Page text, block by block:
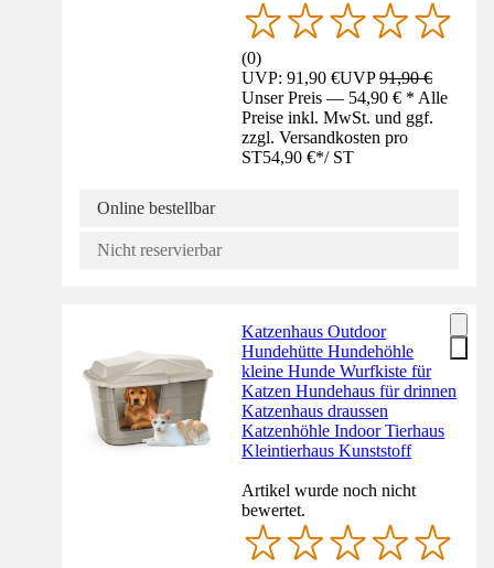
(0)
UVP: 91,90 €UVP91,90 €
Unser Preis — 54,90 € * Alle
Preise inkl. MwSt. und ggf.
zzgl. Versandkosten pro
ST54,90 €*/ ST
Online bestellbar
Nicht reservierbar
Katzenhaus Outdoor
Hundehütte Hundehöhle
kleine Hunde Wurfkiste für
Katzen Hundehaus für drinnen
Katzenhaus draussen
Katzenhöhle Indoor Tierhaus
Kleintierhaus Kunststoff
Artikel wurde noch nicht
bewertet.